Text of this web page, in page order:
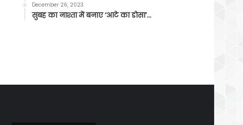
December 26, 2023
सुबह का नाश्ता में बनाए ‘आटे का डोसा’…